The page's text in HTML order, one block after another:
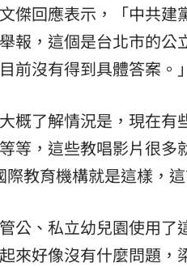
傑回應表示，「中共
報，這個是台北市的公
前沒有得到具體答案。」
概了解情況是，現在
等，這些教唱影片很
際教育機構就是這樣，
公、私立幼兒園使用
來好像沒有什麼問題